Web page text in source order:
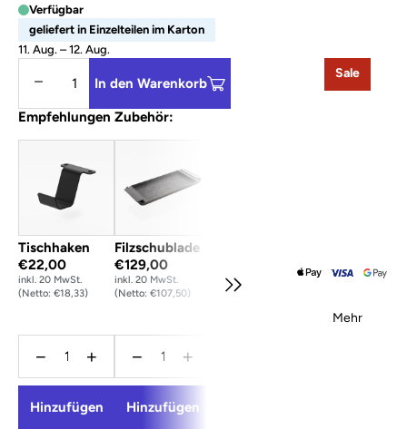
Sale
Mehr
Verfügbar
geliefert in Einzelteilen im Karton
11. Aug. – 12. Aug.
Menge verringernMenge erhöhen
In den Warenkorb
Empfehlungen Zubehör:
Tischhaken
€22,00
inkl. 20 MwSt.
(Netto: €18,33)
− +
Hinzufügen
Filzschublade
€129,00
inkl. 20 MwSt.
(Netto: €107,50)
− +
Hinzufügen
105.5 cm